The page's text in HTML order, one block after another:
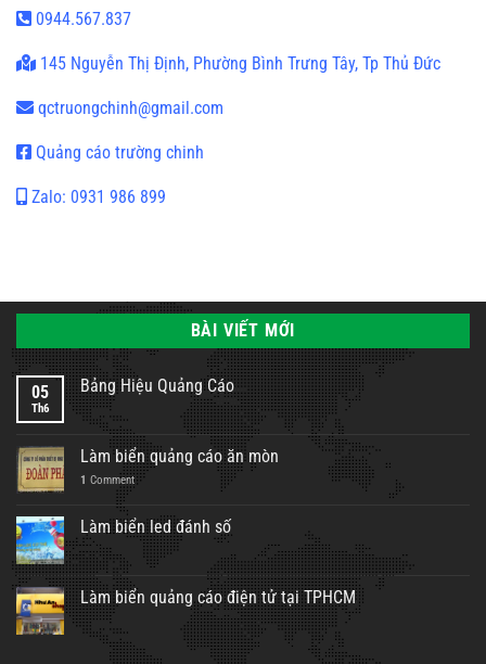
0944.567.837
145 Nguyễn Thị Định, Phường Bình Trưng Tây, Tp Thủ Đức
qctruongchinh@gmail.com
Quảng cáo trường chinh
Zalo: 0931 986 899
BÀI VIẾT MỚI
05
Th6
Bảng Hiệu Quảng Cáo
Làm biển quảng cáo ăn mòn
1 Comment
Làm biển led đánh số
Làm biển quảng cáo điện tử tại TPHCM